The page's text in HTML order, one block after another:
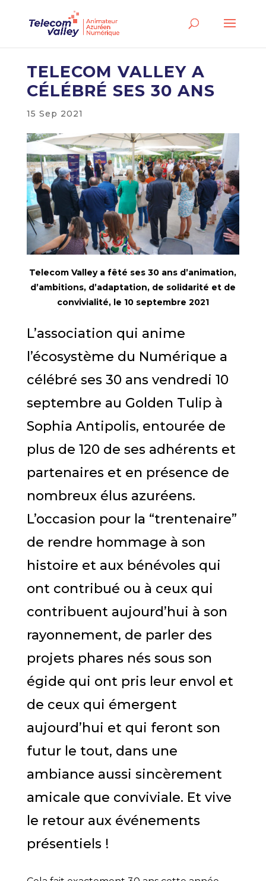
TELECOM VALLEY A
CÉLÉBRÉ SES 30 ANS
15 Sep 2021
Telecom Valley a fêté ses 30 ans d’animation,
d’ambitions, d’adaptation, de solidarité et de
convivialité, le 10 septembre 2021
L’association qui anime
l’écosystème du Numérique a
célébré ses 30 ans vendredi 10
septembre au Golden Tulip à
Sophia Antipolis, entourée de
plus de 120 de ses adhérents et
partenaires et en présence de
nombreux élus azuréens.
L’occasion pour la “trentenaire”
de rendre hommage à son
histoire et aux bénévoles qui
ont contribué ou à ceux qui
contribuent aujourd’hui à son
rayonnement, de parler des
projets phares nés sous son
égide qui ont pris leur envol et
de ceux qui émergent
aujourd’hui et qui feront son
futur le tout, dans une
ambiance aussi sincèrement
amicale que conviviale. Et vive
le retour aux événements
présentiels !